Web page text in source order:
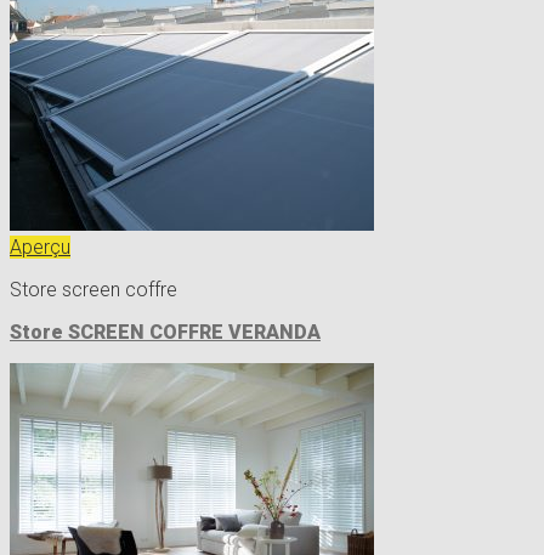
Aperçu
Store screen coffre
Store SCREEN COFFRE VERANDA